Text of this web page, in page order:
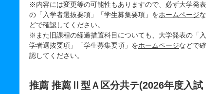
※内容には変更等の可能性もありますので、必ず大学発表
の「入学者選抜要項」「学生募集要項」をホームページな
どで確認してください。
※また旧課程の経過措置科目についても、大学発表の「入
学者選抜要項」「学生募集要項」をホームページなどで確
認してください。
推薦 推薦Ⅱ型Ａ区分共テ(2026年度入試